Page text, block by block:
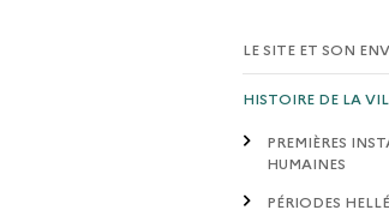
LE SITE ET SON
HISTOIRE DE LA
PREMIÈRES
HUMAINES
PÉRIODES